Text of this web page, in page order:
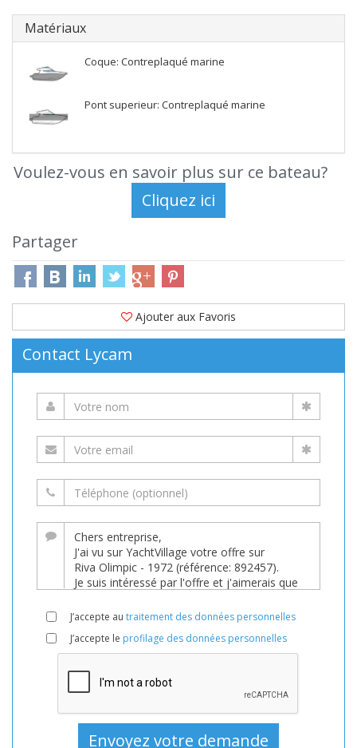
Matériaux
Coque: Contreplaqué marine
Pont superieur: Contreplaqué marine
Voulez-vous en savoir plus sur ce bateau?
Partager
Ajouter aux Favoris
Contact Lycam
J’accepte au traitement des données personnelles
J’accepte le profilage des données personnelles